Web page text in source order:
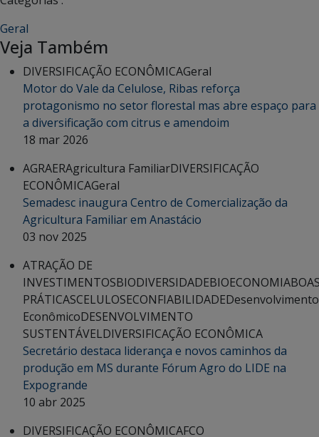
Geral
Veja Também
DIVERSIFICAÇÃO ECONÔMICAGeral
Motor do Vale da Celulose, Ribas reforça
protagonismo no setor florestal mas abre espaço para
a diversificação com citrus e amendoim
18 mar 2026
AGRAERAgricultura FamiliarDIVERSIFICAÇÃO
ECONÔMICAGeral
Semadesc inaugura Centro de Comercialização da
Agricultura Familiar em Anastácio
03 nov 2025
ATRAÇÃO DE
INVESTIMENTOSBIODIVERSIDADEBIOECONOMIA
PRÁTICASCELULOSECONFIABILIDADEDesenvolvimento
EconômicoDESENVOLVIMENTO
SUSTENTÁVELDIVERSIFICAÇÃO ECONÔMICA
Secretário destaca liderança e novos caminhos da
produção em MS durante Fórum Agro do LIDE na
Expogrande
10 abr 2025
DIVERSIFICAÇÃO ECONÔMICAFCO